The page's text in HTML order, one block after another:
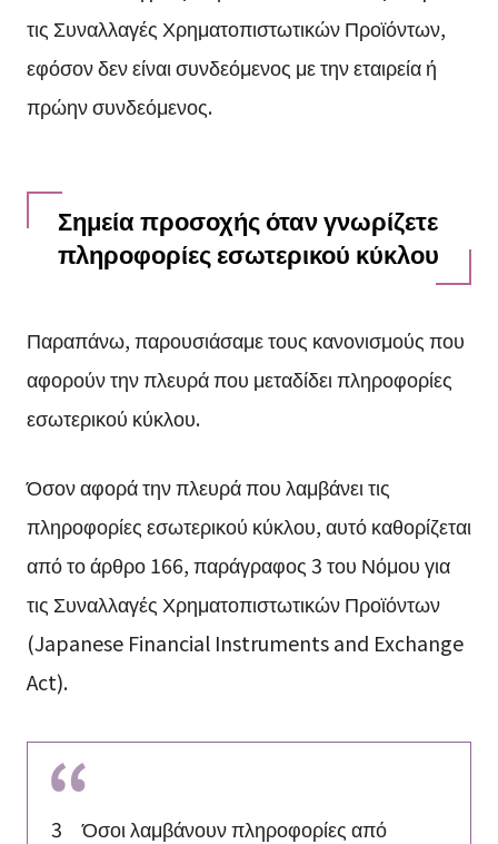
τις Συναλλαγές Χρηματοπιστωτικών Προϊόντων,
εφόσον δεν είναι συνδεόμενος με την εταιρεία ή
πρώην συνδεόμενος.
Σημεία προσοχής όταν γνωρίζετε
πληροφορίες εσωτερικού κύκλου
Παραπάνω, παρουσιάσαμε τους κανονισμούς που
αφορούν την πλευρά που μεταδίδει πληροφορίες
εσωτερικού κύκλου.
Όσον αφορά την πλευρά που λαμβάνει τις
πληροφορίες εσωτερικού κύκλου, αυτό καθορίζεται
από το άρθρο 166, παράγραφος 3 του Νόμου για
τις Συναλλαγές Χρηματοπιστωτικών Προϊόντων
(Japanese Financial Instruments and Exchange
Act).
3 Όσοι λαμβάνουν πληροφορίες από